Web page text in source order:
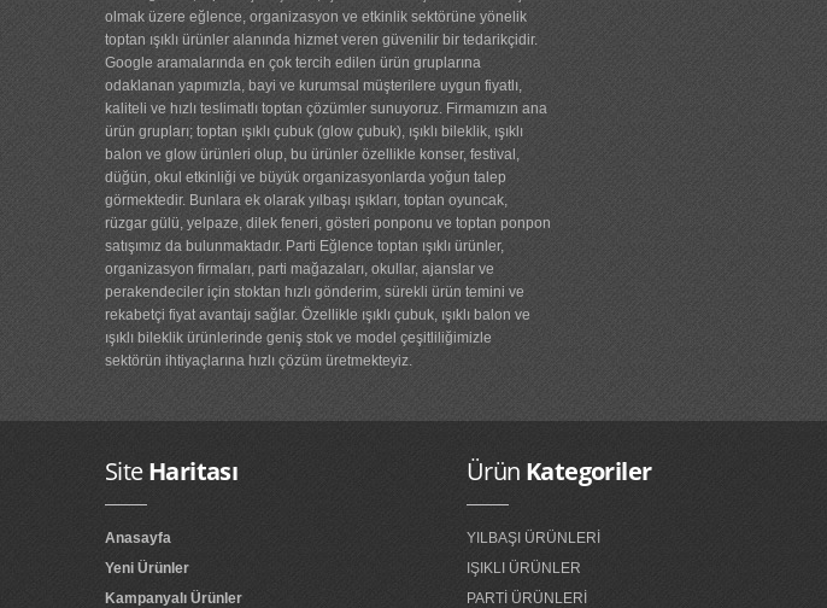
60 süs yılbaşı ağacı...
yılbaşı ışığı...
ışıklı bileklik...
STOK YOK...
ışıklı balon...
glow çubuk gözlük...
90 cm yılbaşı ağacı ...
ışıklı gözlük...
ışıklı taç hippi par...
ŞAKA İP SPREYİ ŞAKA
olmak üzere eğlence, organizasyon ve etkinlik sektörüne yönelik
toptan ışıklı ürünler alanında hizmet veren güvenilir bir tedarikçidir.
Google aramalarında en çok tercih edilen ürün gruplarına
odaklanan yapımızla, bayi ve kurumsal müşterilere uygun fiyatlı,
kaliteli ve hızlı teslimatlı toptan çözümler sunuyoruz. Firmamızın ana
ürün grupları; toptan ışıklı çubuk (glow çubuk), ışıklı bileklik, ışıklı
balon ve glow ürünleri olup, bu ürünler özellikle konser, festival,
düğün, okul etkinliği ve büyük organizasyonlarda yoğun talep
görmektedir. Bunlara ek olarak yılbaşı ışıkları, toptan oyuncak,
rüzgar gülü, yelpaze, dilek feneri, gösteri ponponu ve toptan ponpon
satışımız da bulunmaktadır. Parti Eğlence toptan ışıklı ürünler,
organizasyon firmaları, parti mağazaları, okullar, ajanslar ve
perakendeciler için stoktan hızlı gönderim, sürekli ürün temini ve
rekabetçi fiyat avantajı sağlar. Özellikle ışıklı çubuk, ışıklı balon ve
ışıklı bileklik ürünlerinde geniş stok ve model çeşitliliğimizle
sektörün ihtiyaçlarına hızlı çözüm üretmekteyiz.
SiteHaritası
Anasayfa
Yeni Ürünler
Kampanyalı Ürünler
Ürün Kategoriler
YILBAŞI ÜRÜNLERİ
IŞIKLI ÜRÜNLER
PARTİ ÜRÜNLERİ